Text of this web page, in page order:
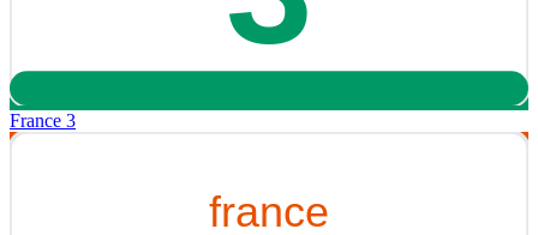
France 3